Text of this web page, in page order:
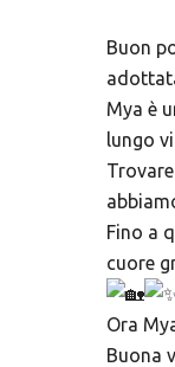
Buon
Mya è
lungo
Fino a
cuore
Ora
Buona